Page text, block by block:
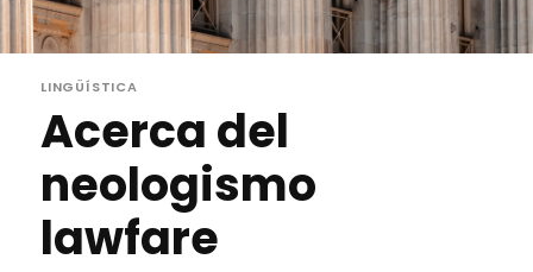
LINGÜÍSTICA
Acerca del
neologismo
lawfare